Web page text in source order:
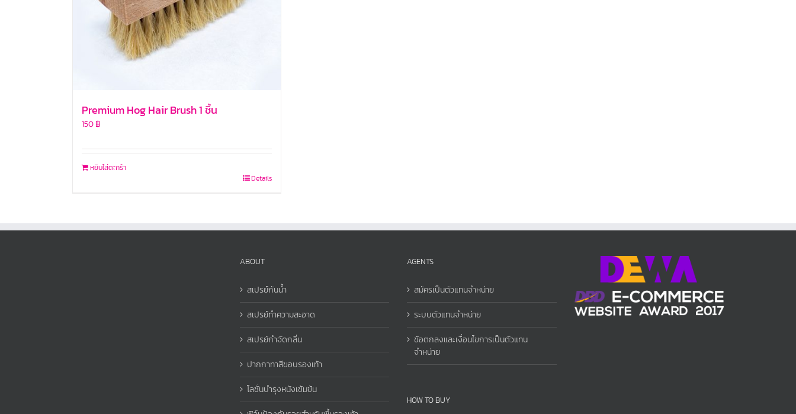
Premium Hog Hair Brush 1 ชิ้น
150฿
หยิบใส่ตะกร้า
Details
ABOUT
สเปรย์กันน้ำ
สเปรย์ทำความสะอาด
สเปรย์กำจัดกลิ่น
ปากกาทาสีขอบรองเท้า
โลชั่นบำรุงหนังเข้มข้น
AGENTS
สมัครเป็นตัวแทนจำหน่าย
ระบบตัวแทนจำหน่าย
ข้อตกลงและเงื่อนไขการเป็นตัวแทน
จำหน่าย
HOW TO BUY